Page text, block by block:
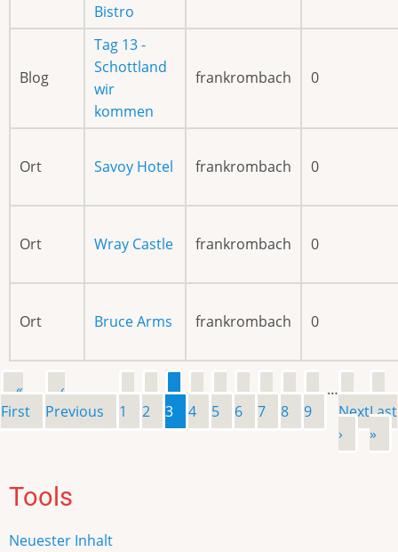
Bistro
Blog
Tag 13 -
Schottland
wir
kommen
frankrombach 0
Ort Savoy Hotel frankrombach 0
Ort Wray Castle frankrombach 0
Ort Bruce Arms frankrombach 0
Seitennummerierung
Erste
Seite
«
First
Vorherige
Seite
‹
Previous
Page
1
Page
2
Page
3
Page
4
Page
5
Page
6
Page
7
Page
8
Page
9
…
Seite
Next
›
Last
»
Tools
Neuester Inhalt